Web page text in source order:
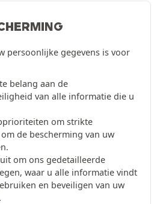
persoonlijke gegevens is voor
belang aan de
van alle informatie die u
om strikte
de bescherming van uw
om ons gedetailleerde
waar u alle informatie vindt
en beveiligen van uw